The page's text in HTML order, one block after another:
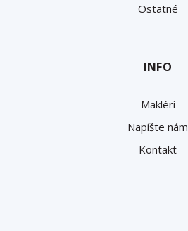
Ostatné
INFO
Makléri
Napíšte nám
Kontakt